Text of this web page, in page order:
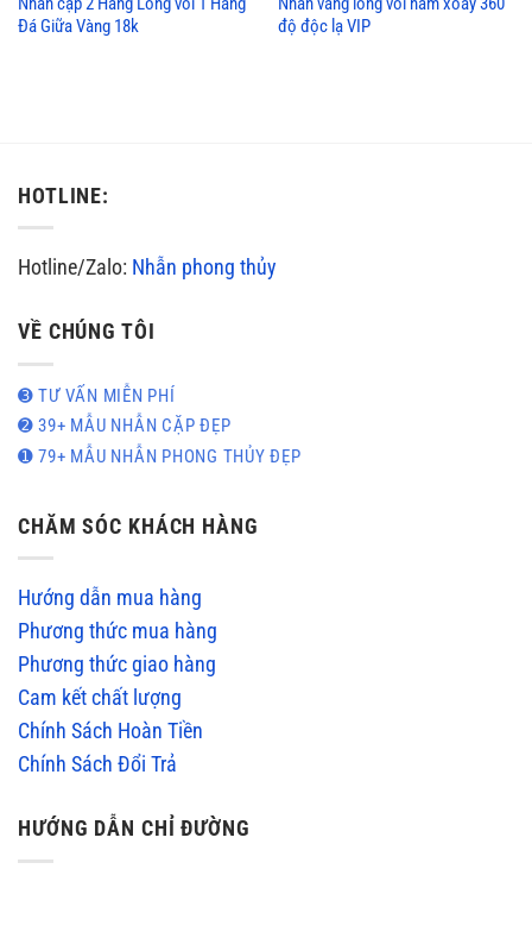
Đá Giữa Vàng 18k
độ độc lạ VIP
HOTLINE:
Hotline/Zalo: Nhẫn phong thủy
VỀ CHÚNG TÔI
➌ TƯ VẤN MIỄN PHÍ
➋ 39+ MẪU NHẪN CẶP ĐẸP
➊ 79+ MẪU NHẪN PHONG THỦY ĐẸP
CHĂM SÓC KHÁCH HÀNG
Hướng dẫn mua hàng
Phương thức mua hàng
Phương thức giao hàng
Cam kết chất lượng
Chính Sách Hoàn Tiền
Chính Sách Đổi Trả
HƯỚNG DẪN CHỈ ĐƯỜNG